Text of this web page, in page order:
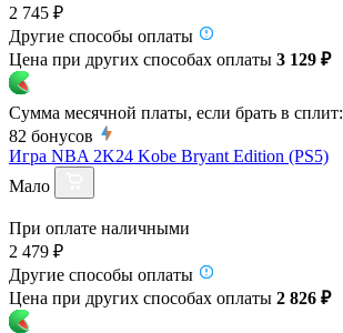
2 745 ₽
Другие способы оплаты
Цена при других способах оплаты 3 129 ₽
Сумма месячной платы, если брать в сплит:
82 бонусов
Игра NBA 2K24 Kobe Bryant Edition (PS5)
Мало
При оплате наличными
2 479 ₽
Другие способы оплаты
Цена при других способах оплаты 2 826 ₽